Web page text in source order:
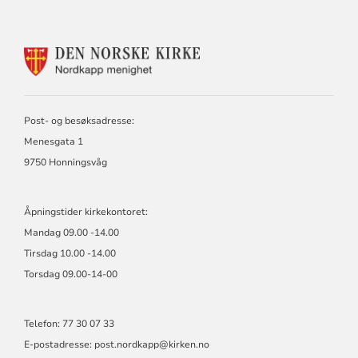
KONTAKTINFORMASJON
Post- og besøksadresse:
Menesgata 1
9750 Honningsvåg
Åpningstider kirkekontoret:
Mandag 09.00 -14.00
Tirsdag 10.00 -14.00
Torsdag 09.00-14-00
Telefon: 77 30 07 33
E-postadresse: post.nordkapp@kirken.no